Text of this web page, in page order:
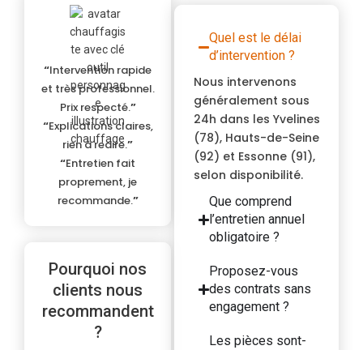
“Intervention rapide
et très professionnel.
Prix respecté.”
“Explications claires,
rien à redire.”
“Entretien fait
proprement, je
recommande.”
Pourquoi nos
clients nous
recommandent
?
Quel est le délai
d’intervention ?
Nous intervenons
généralement sous
24h dans les Yvelines
(78), Hauts-de-Seine
(92) et Essonne (91),
selon disponibilité.
Que comprend
l’entretien annuel
obligatoire ?
Proposez-vous
des contrats sans
engagement ?
Les pièces sont-